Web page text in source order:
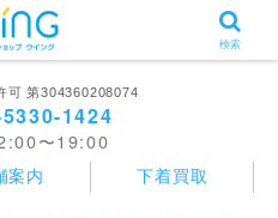
可 第304360208074
1424
〜19:00
案内 下着買取
検索